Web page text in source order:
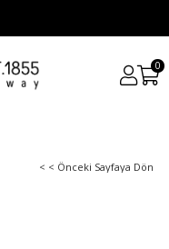
0
< < Önceki Sayfaya Dön